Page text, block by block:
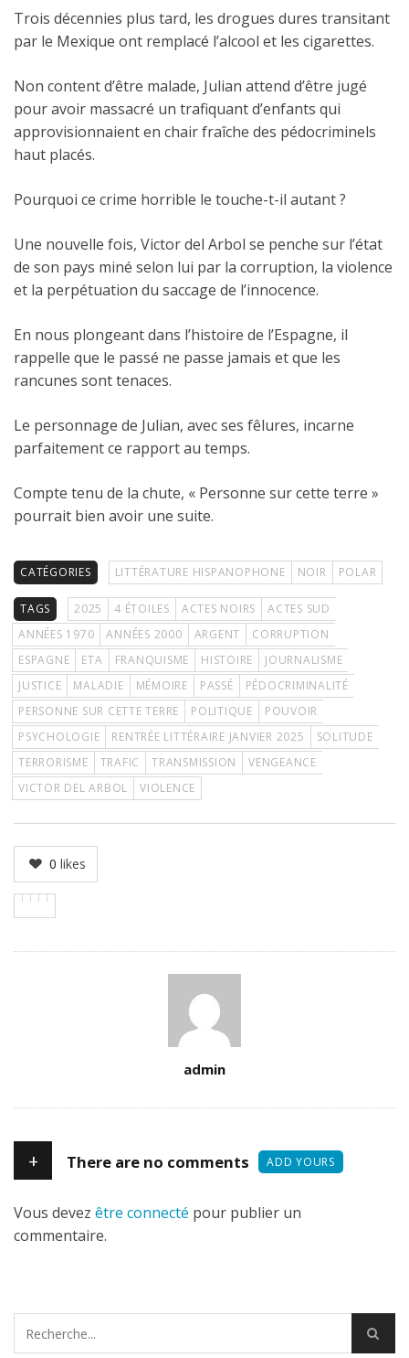
Trois décennies plus tard, les drogues dures transitant
par le Mexique ont remplacé l’alcool et les cigarettes.
Non content d’être malade, Julian attend d’être jugé
pour avoir massacré un trafiquant d’enfants qui
approvisionnaient en chair fraîche des pédocriminels
haut placés.
Pourquoi ce crime horrible le touche-t-il autant ?
Une nouvelle fois, Victor del Arbol se penche sur l’état
de son pays miné selon lui par la corruption, la violence
et la perpétuation du saccage de l’innocence.
En nous plongeant dans l’histoire de l’Espagne, il
rappelle que le passé ne passe jamais et que les
rancunes sont tenaces.
Le personnage de Julian, avec ses fêlures, incarne
parfaitement ce rapport au temps.
Compte tenu de la chute, « Personne sur cette terre »
pourrait bien avoir une suite.
CATÉGORIES LITTÉRATURE HISPANOPHONE NOIR POLAR
TAGS 2025 4 ÉTOILES ACTES NOIRS
ACTES SUD
ANNÉES 1970
ANNÉES 2000 ARGENT
CORRUPTION
ESPAGNE
ETA FRANQUISME HISTOIRE
JOURNALISME
JUSTICE
MALADIE MÉMOIRE PASSÉ
PÉDOCRIMINALITÉ
PERSONNE SUR CETTE TERRE
POLITIQUE
POUVOIR
PSYCHOLOGIE
RENTRÉE LITTÉRAIRE JANVIER 2025
SOLITUDE
TERRORISME
TRAFIC TRANSMISSION
VENGEANCE
VICTOR DEL ARBOL
VIOLENCE
0 likes
admin
+ There are no comments ADD YOURS
Vous devez être connecté pour publier un
commentaire.